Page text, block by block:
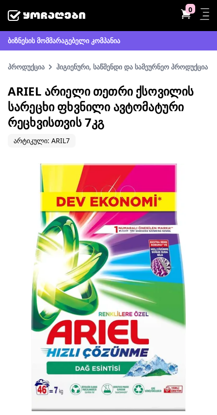
0
ბიზნესის მომმარაგებელი კომპანია
პროდუქცია ჰიგიენური, საწმენდი და სამეურნეო პროდუქცია
ARIEL ᲐᲠᲘᲔᲚᲘ ᲗᲔᲗᲠᲘ ᲥᲡᲝᲕᲘᲚᲘᲡ
ᲡᲐᲠᲔᲪᲮᲘ ᲤᲮᲕᲜᲘᲚᲘ ᲐᲕᲢᲝᲛᲐᲢᲣᲠᲘ
ᲠᲔᲪᲮᲕᲘᲡᲗᲕᲘᲡ 7ᲙᲒ
არტიკული: ARIL7